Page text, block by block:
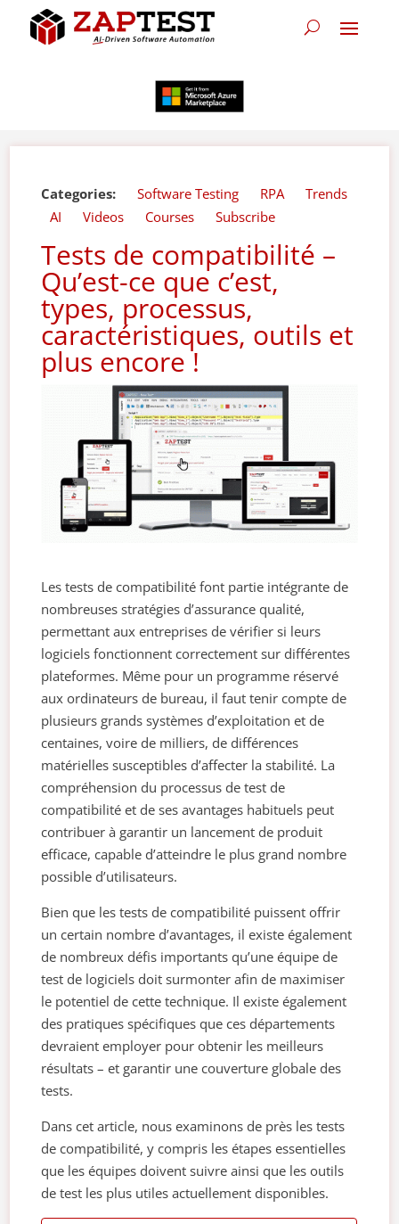
Categories: Software Testing RPA
Trends
AI
Videos Courses Subscribe
Tests de compatibilité –
Qu’est-ce que c’est,
types, processus,
caractéristiques, outils et
plus encore !
Les tests de compatibilité font partie intégrante de
nombreuses stratégies d’assurance qualité,
permettant aux entreprises de vérifier si leurs
logiciels fonctionnent correctement sur différentes
plateformes. Même pour un programme réservé
aux ordinateurs de bureau, il faut tenir compte de
plusieurs grands systèmes d’exploitation et de
centaines, voire de milliers, de différences
matérielles susceptibles d’affecter la stabilité. La
compréhension du processus de test de
compatibilité et de ses avantages habituels peut
contribuer à garantir un lancement de produit
efficace, capable d’atteindre le plus grand nombre
possible d’utilisateurs.
Bien que les tests de compatibilité puissent offrir
un certain nombre d’avantages, il existe également
de nombreux défis importants qu’une équipe de
test de logiciels doit surmonter afin de maximiser
le potentiel de cette technique. Il existe également
des pratiques spécifiques que ces départements
devraient employer pour obtenir les meilleurs
résultats – et garantir une couverture globale des
tests.
Dans cet article, nous examinons de près les tests
de compatibilité, y compris les étapes essentielles
que les équipes doivent suivre ainsi que les outils
de test les plus utiles actuellement disponibles.